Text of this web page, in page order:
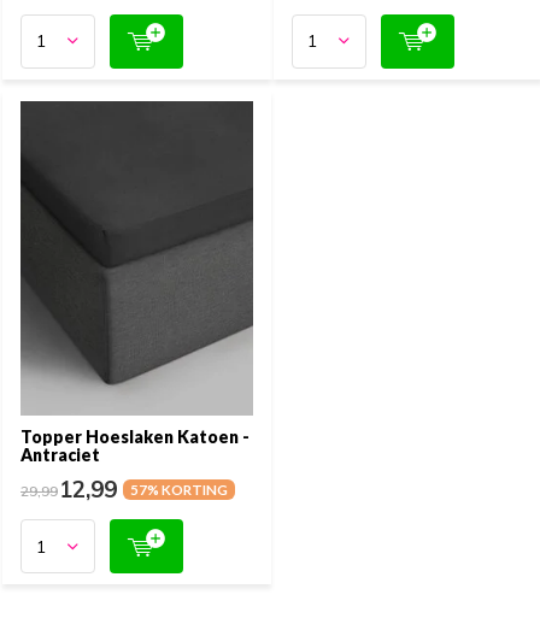
Topper Hoeslaken Katoen -
Antraciet
29,9912,99 57% KORTING